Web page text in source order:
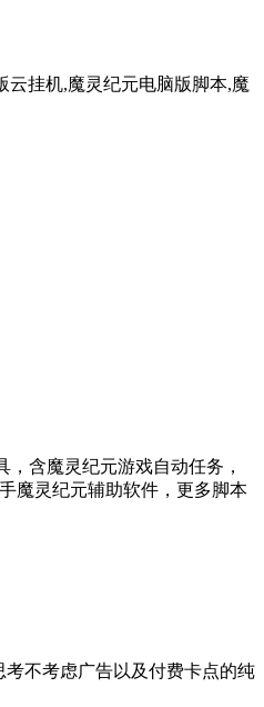
云挂机,魔灵纪元电脑版脚本,魔
含魔灵纪元游戏自动任务，
魔灵纪元辅助软件，更多脚本
不考虑广告以及付费卡点的纯